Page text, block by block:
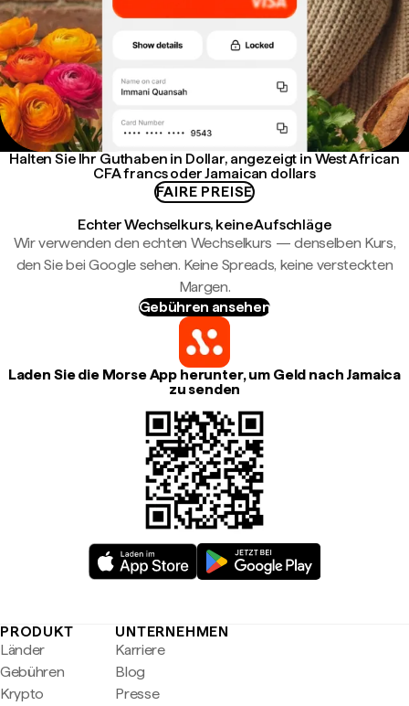
Halten Sie Ihr Guthaben in Dollar, angezeigt in West African
CFA francs oder Jamaican dollars
FAIRE PREISE
Echter Wechselkurs, keine Aufschläge
Wir verwenden den echten Wechselkurs — denselben Kurs,
den Sie bei Google sehen. Keine Spreads, keine versteckten
Margen.
Gebühren ansehen
Laden Sie die Morse App herunter, um Geld nach Jamaica
zu senden
PRODUKT
Länder
Gebühren
Krypto
UNTERNEHMEN
Karriere
Blog
Presse